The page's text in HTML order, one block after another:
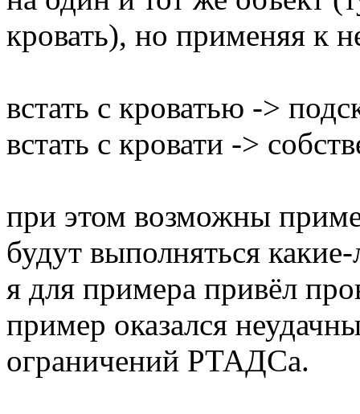
кровать), но применяя к
встать с кроватью ->
встать с кровати ->
при этом возможны
будут выполняться
я для примера привёл
пример оказался
ограничений РТАДСа.